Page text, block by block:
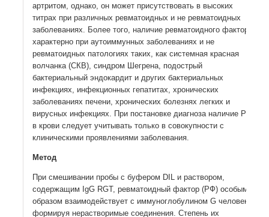
артритом, однако, он может присутствовать в высоких
титрах при различных ревматоидных и не ревматоидных
заболеваниях. Более того, наличие ревматоидного фактора
характерно при аутоиммунных заболеваниях и не
ревматоидных патологиях таких, как системная красная
волчанка (СКВ), синдром Шегрена, подострый
бактериальный эндокардит и других бактериальных
инфекциях, инфекционных гепатитах, хронических
заболеваниях печени, хронических болезнях легких и
вирусных инфекциях. При постановке диагноза наличие РФ
в крови следует учитывать только в совокупности с
клиническими проявлениями заболевания.
Метод
При смешивании пробы с буфером DIL и раствором,
содержащим IgG RGT, ревматоидный фактор (РФ) особым
образом взаимодействует с иммуноглобулином G человека,
формируя нерастворимые соединения. Степень их